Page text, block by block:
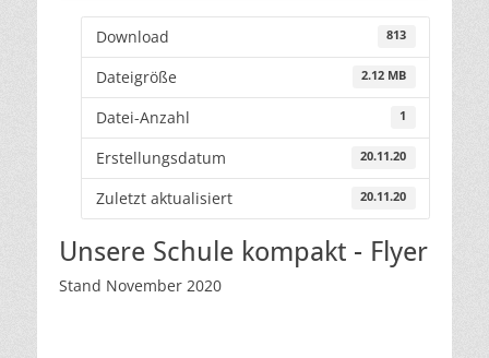
Download 813
Dateigröße 2.12 MB
Datei-Anzahl 1
Erstellungsdatum 20.11.20
Zuletzt aktualisiert 20.11.20
Unsere Schule kompakt - Flyer
Stand November 2020